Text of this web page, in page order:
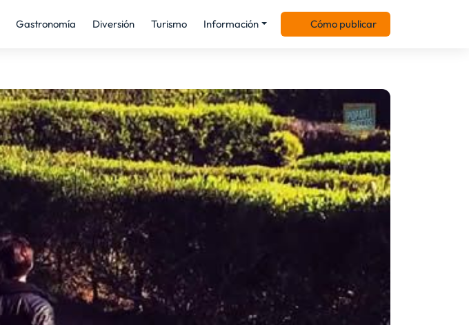
Gastronomía Diversión Turismo Información Cómo publicar